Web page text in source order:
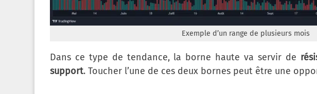
Exemple d’un range de plusieurs mois
Dans ce type de tendance, la borne haute va servir de
support. Toucher l’une de ces deux bornes peut être une